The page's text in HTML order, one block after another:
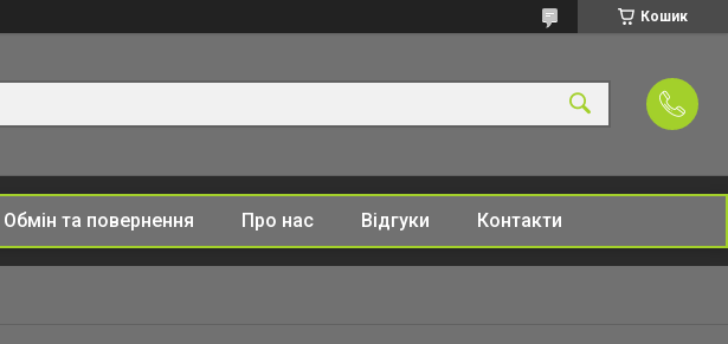
Кошик
Обмін та повернення Про нас Відгуки Контакти